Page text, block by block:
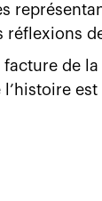
réflexions
facture de
l’histoire